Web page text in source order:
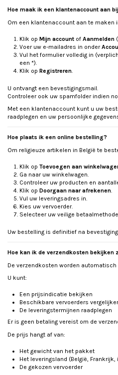
Hoe maak ik een klantenaccount aan
Om een klantenaccount aan te maken
Klik op Mijn account of Aanmelden
Voer uw e-mailadres in onder
Vul het formulier volledig in
een *).
Klik op Registreren
U ontvangt een bevestigingsmail.
Controleer ook uw spamfolder indien
Met een klantenaccount kunt u uw
raadplegen en uw persoonlijke
Hoe plaats ik een online bestelling?
Om religieuze artikelen in België te
Klik op Toevoegen aan
Ga naar uw winkelwagen.
Controleer uw producten en
Klik op Doorgaan naar afrekenen.
Vul uw leveringsadres in.
Kies uw vervoerder.
Selecteer uw veilige
Uw bestelling is definitief na
Hoe kan ik de verzendkosten bekijken
De verzendkosten worden automatisch
U kunt:
Een prijsindicatie bekijken
Beschikbare vervoerders
De leveringstermijnen raadplegen
Er is geen betaling vereist om de
De prijs hangt af van:
Het gewicht van het pakket
Het leveringsland (België,
De gekozen vervoerder